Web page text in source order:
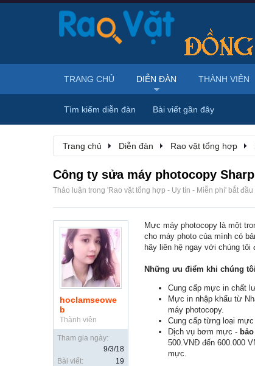
Trang chủ Diễn đàn Rao vặt tổng hợp
Công ty sửa máy photocopy
Thảo luận trong 'Rao vặt tổng hợp - Uy tín - Miễn phí' bắt đầu
hoclamseowe
b
Thành viên
Tham gia ngày:
9/3/18
Bài viết:
19
Mực máy photocopy là một
cho máy photo của mình có
hãy liên hệ ngay với chúng
Những ưu điểm khi chúng
Cung cấp mực in chất
Mực in nhập khẩu từ
máy photocopy.
Cung cấp từng loại
Dịch vụ bơm mực -
500.VNĐ đến 600.000
mực.
TRANG CHỦ DIỄN ĐÀN
Tìm kiếm diễn đàn Bài viết gần đây
THÀNH VIÊN